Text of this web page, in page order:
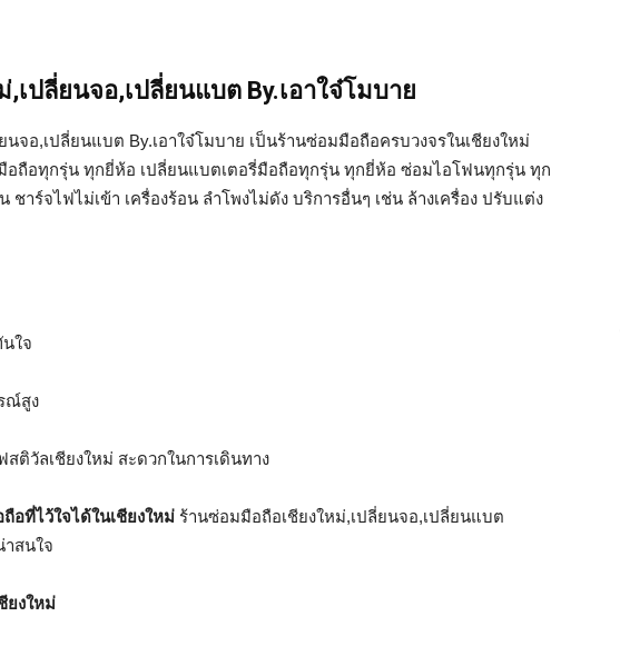
เปลี่ยนจอ,เปลี่ยนแบต By.เอาใจ๋โมบาย
นจอ,เปลี่ยนแบต By.เอาใจ๋โมบาย เป็นร้านซ่อมมือถือครบวงจรในเชียงใหม่
อถือทุกรุ่น ทุกยี่ห้อ เปลี่ยนแบตเตอรี่มือถือทุกรุ่น ทุกยี่ห้อ ซ่อมไอโฟนทุกรุ่น ทุก
าร์จไฟไม่เข้า เครื่องร้อน ลำโพงไม่ดัง บริการอื่นๆ เช่น ล้างเครื่อง ปรับแต่ง
ใจ
ณ์สูง
ติวัลเชียงใหม่ สะดวกในการเดินทาง
อที่ไว้ใจได้ในเชียงใหม่ ร้านซ่อมมือถือเชียงใหม่,เปลี่ยนจอ,เปลี่ยนแบต
าสนใจ
ยงใหม่